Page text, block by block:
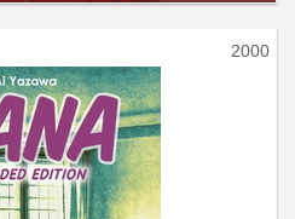
2000